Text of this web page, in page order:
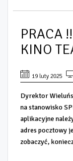
PRACA
KINO
19 luty 2025
Dyrektor
na stanowisko
aplikacyjne
adres pocztowy
zobaczyć,